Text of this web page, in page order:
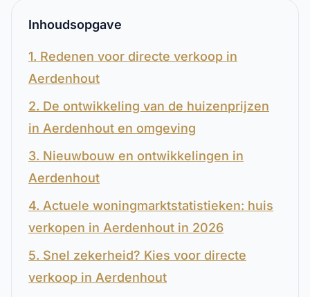
Inhoudsopgave
1. Redenen voor directe verkoop in
Aerdenhout
2. De ontwikkeling van de huizenprijzen
in Aerdenhout en omgeving
3. Nieuwbouw en ontwikkelingen in
Aerdenhout
4. Actuele woningmarktstatistieken: huis
verkopen in Aerdenhout in 2026
5. Snel zekerheid? Kies voor directe
verkoop in Aerdenhout